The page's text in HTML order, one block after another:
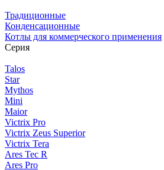
Традиционные
Конденсационные
Котлы для коммерческого применения
Серия
Talos
Star
Mythos
Mini
Maior
Victrix Pro
Victrix Zeus Superior
Victrix Tera
Ares Tec R
Ares Pro